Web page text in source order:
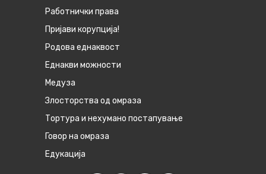
Работнички права
Пријави корупција!
Родова еднаквост
Eднакви можности
Медуза
Злосторства од омраза
Тортура и нехумано постапување
Говор на омраза
Едукација